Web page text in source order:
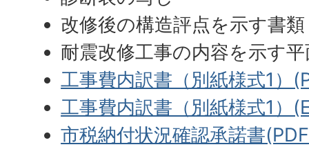
改修後の構造評点を示す書類
耐震改修工事の内容を示す
工事費内訳書（別紙様式1）
工事費内訳書（別紙様式1）
市税納付状況確認承諾書